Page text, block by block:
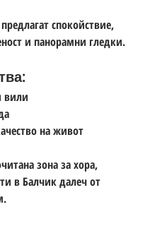
спокойствие,
и панорамни гледки.
вили
на живот
зона за хора,
в Балчик далеч от
.